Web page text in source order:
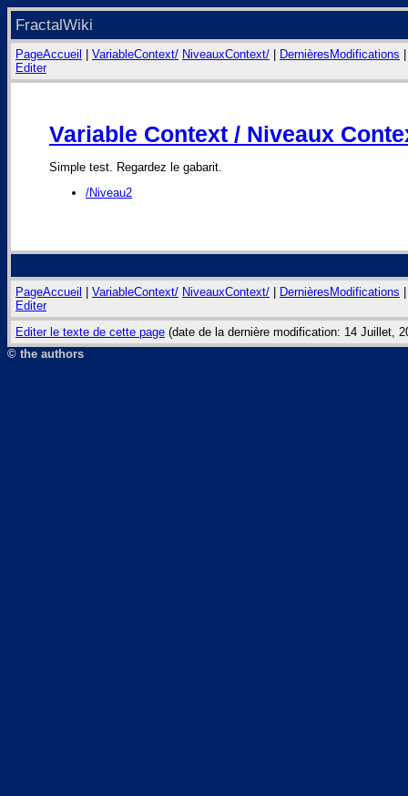
FractalWiki
PageAccueil VariableContext/ NiveauxContext/ DernièresModifications
Editer
Variable Context / Niveaux
Simple test. Regardez le gabarit.
/Niveau2
PageAccueil VariableContext/ NiveauxContext/ DernièresModifications
Editer
Editer le texte de cette page (date de la dernière modification: 14 Juillet,
© the authors